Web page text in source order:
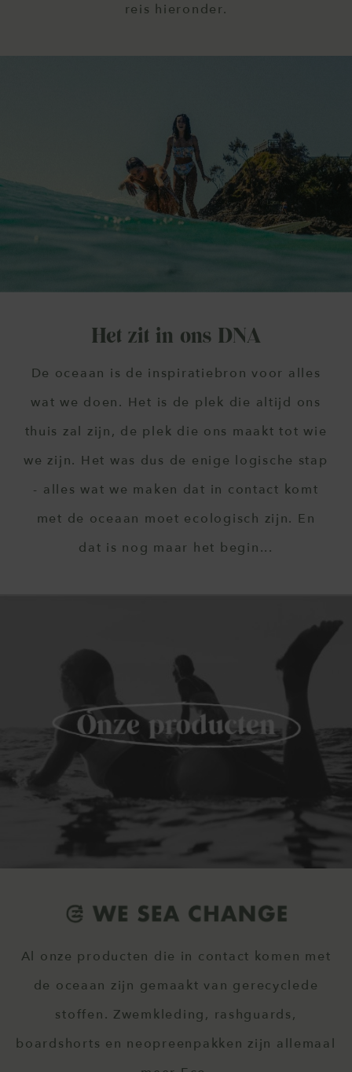
reis hieronder.
Het zit in ons DNA
De oceaan is de inspiratiebron voor alles
wat we doen. Het is de plek die altijd ons
thuis zal zijn, de plek die ons maakt tot wie
we zijn. Het was dus de enige logische stap
- alles wat we maken dat in contact komt
met de oceaan moet ecologisch zijn. En
dat is nog maar het begin...
Al onze producten die in contact komen met
de oceaan zijn gemaakt van gerecyclede
stoffen. Zwemkleding, rashguards,
boardshorts en neopreenpakken zijn allemaal